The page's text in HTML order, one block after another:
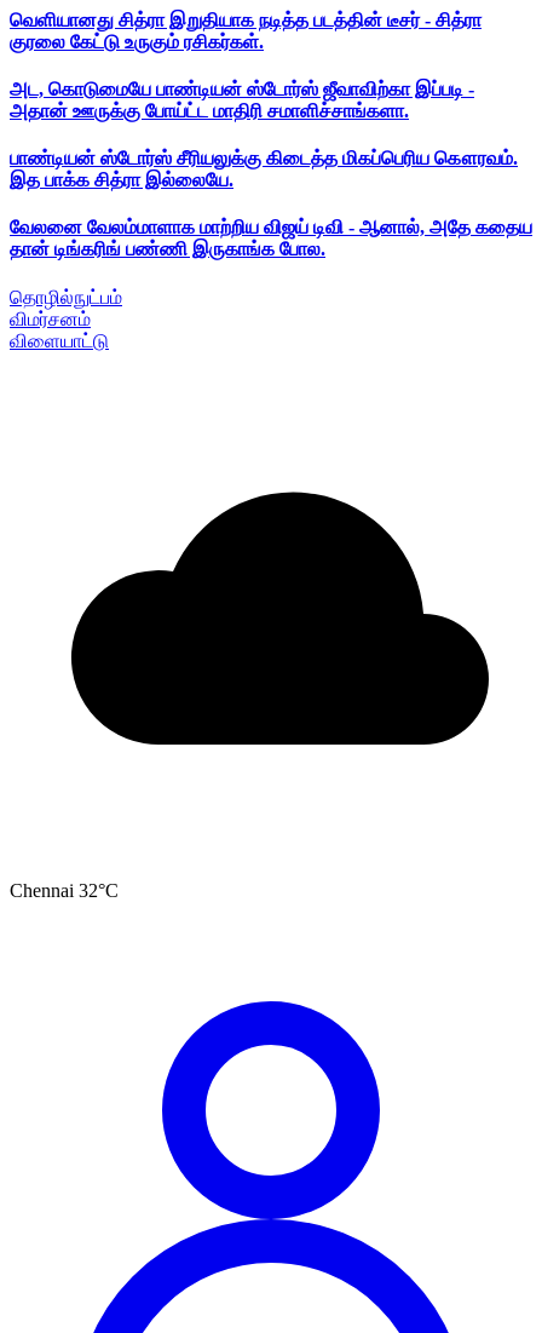
வெளியானது சித்ரா இறுதியாக நடித்த படத்தின் டீசர் - சித்ரா
குரலை கேட்டு உருகும் ரசிகர்கள்.
அட, கொடுமையே பாண்டியன் ஸ்டோர்ஸ் ஜீவாவிற்கா இப்படி -
அதான் ஊருக்கு போய்ட்ட மாதிரி சமாளிச்சாங்களா.
பாண்டியன் ஸ்டோர்ஸ் சீரியலுக்கு கிடைத்த மிகப்பெரிய கௌரவம்.
இத பாக்க சித்ரா இல்லையே.
வேலனை வேலம்மாளாக மாற்றிய விஜய் டிவி - ஆனால், அதே கதைய
தான் டிங்கரிங் பண்ணி இருகாங்க போல.
தொழில்நுட்பம்
விமர்சனம்
விளையாட்டு
Chennai 32°C